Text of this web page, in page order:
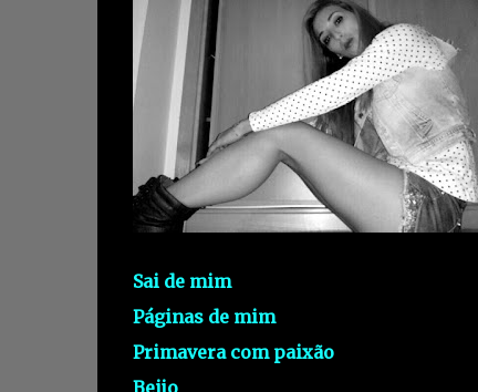
Sai de mim
Páginas de mim
Primavera com paixão
Beijo